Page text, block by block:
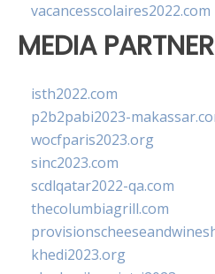
vacancesscolaires2022.com
MEDIA
isth2022.com
p2b2pabi2023-
wocfparis2023.org
sinc2023.com
scdlqatar2022-qa.com
thecolumbiagrill.com
khedi2023.org